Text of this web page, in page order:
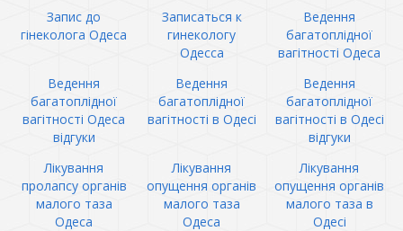
Запис до
гінеколога Одеса
Записаться к
гинекологу
Одесса
Ведення
багатоплідної
вагітності Одеса
Ведення
багатоплідної
вагітності Одеса
відгуки
Ведення
багатоплідної
вагітності в Одесі
Ведення
багатоплідної
вагітності в Одесі
відгуки
Лікування
пролапсу органів
малого таза
Одеса
Лікування
опущення органів
малого таза
Одеса
Лікування
опущення органів
малого таза в
Одесі